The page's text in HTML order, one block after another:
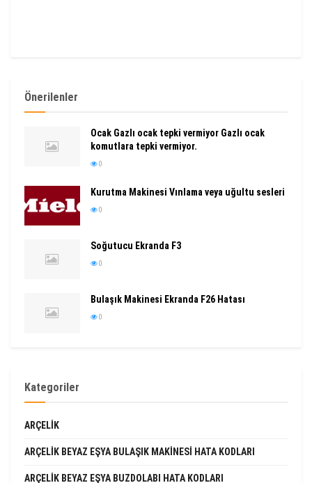
Önerilenler
Ocak Gazlı ocak tepki vermiyor Gazlı ocak
komutlara tepki vermiyor.
0
Kurutma Makinesi Vınlama veya uğultu sesleri
0
Soğutucu Ekranda F3
0
Bulaşık Makinesi Ekranda F26 Hatası
0
Kategoriler
ARÇELIK
ARÇELIK BEYAZ EŞYA BULAŞIK MAKINESI HATA KODLARI
ARÇELIK BEYAZ EŞYA BUZDOLABI HATA KODLARI